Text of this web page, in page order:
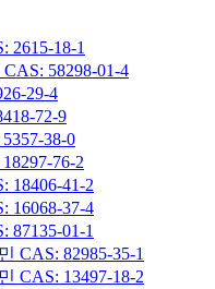
2615-18-1
58298-01-4
29-4
72-9
38-0
76-2
18406-41-2
16068-37-4
87135-01-1
CAS: 82985-35-1
CAS: 13497-18-2